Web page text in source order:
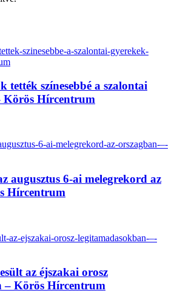
tették színesebbé a szalontai
Körös Hírcentrum
augusztus 6-ai melegrekord az
Hírcentrum
az éjszakai orosz
– Körös Hírcentrum